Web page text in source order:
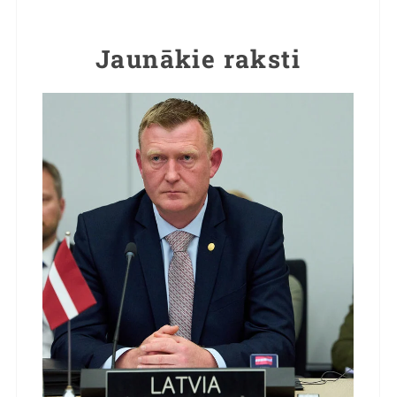
Jaunākie raksti